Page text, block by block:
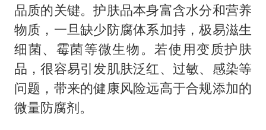
品质的关键。护肤品本身富含水分和营养
物质，一旦缺少防腐体系加持，极易滋生
细菌、霉菌等微生物。若使用变质护肤
品，很容易引发肌肤泛红、过敏、感染等
问题，带来的健康风险远高于合规添加的
微量防腐剂。